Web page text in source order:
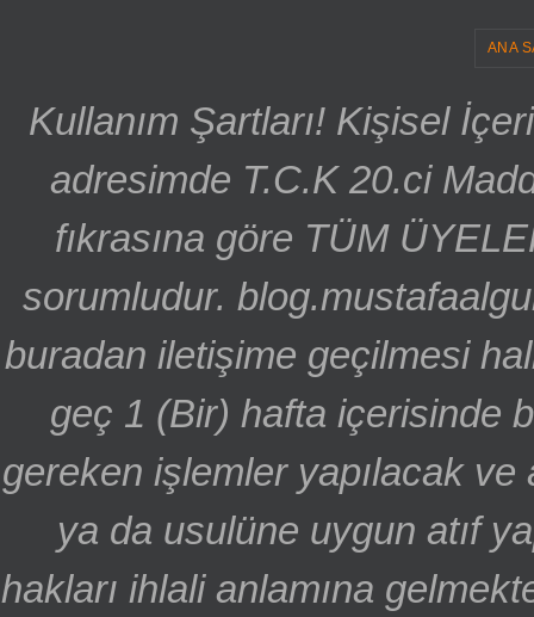
ANA
Kullanım Şartları! Kişisel
adresimde T.C.K 20.ci
fıkrasına göre TÜM
sorumludur.
buradan iletişime geçilmesi
geç 1 (Bir) hafta içerisinde
gereken işlemler yapılacak ve
ya da usulüne uygun atıf
hakları ihlali anlamına